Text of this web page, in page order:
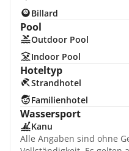
Billard
Pool
Outdoor Pool
Indoor Pool
Hoteltyp
Strandhotel
Familienhotel
Wassersport
Kanu
Alle Angaben sind ohne